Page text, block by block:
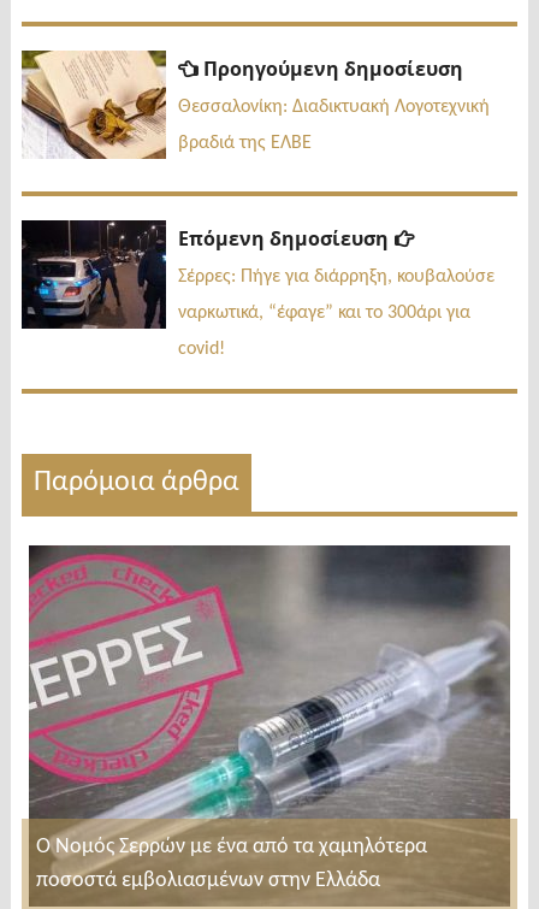
Πλοήγηση
άρθρων
Προηγούμενη δημοσίευση
Θεσσαλονίκη: Διαδικτυακή Λογοτεχνική
βραδιά της ΕΛΒΕ
Επόμενη δημοσίευση
Επόμενη
Σέρρες: Πήγε για διάρρηξη, κουβαλούσε
ναρκωτικά, “έφαγε” και το 300άρι για
covid!
Παρόμοια άρθρα
Ο Νομός Σερρών με ένα από τα χαμηλότερα
ποσοστά εμβολιασμένων στην Ελλάδα